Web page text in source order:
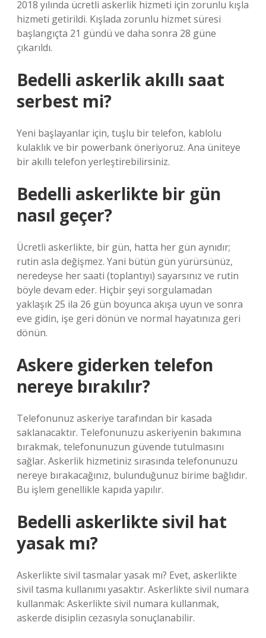
2018 yılında ücretli askerlik hizmeti için zorunlu kışla
hizmeti getirildi. Kışlada zorunlu hizmet süresi
başlangıçta 21 gündü ve daha sonra 28 güne
çıkarıldı.
Bedelli askerlik akıllı saat
serbest mi?
Yeni başlayanlar için, tuşlu bir telefon, kablolu
kulaklık ve bir powerbank öneriyoruz. Ana üniteye
bir akıllı telefon yerleştirebilirsiniz.
Bedelli askerlikte bir gün
nasıl geçer?
Ücretli askerlikte, bir gün, hatta her gün aynıdır;
rutin asla değişmez. Yani bütün gün yürürsünüz,
neredeyse her saati (toplantıyı) sayarsınız ve rutin
böyle devam eder. Hiçbir şeyi sorgulamadan
yaklaşık 25 ila 26 gün boyunca akışa uyun ve sonra
eve gidin, işe geri dönün ve normal hayatınıza geri
dönün.
Askere giderken telefon
nereye bırakılır?
Telefonunuz askeriye tarafından bir kasada
saklanacaktır. Telefonunuzu askeriyenin bakımına
bırakmak, telefonunuzun güvende tutulmasını
sağlar. Askerlik hizmetiniz sırasında telefonunuzu
nereye bırakacağınız, bulunduğunuz birime bağlıdır.
Bu işlem genellikle kapıda yapılır.
Bedelli askerlikte sivil hat
yasak mı?
Askerlikte sivil tasmalar yasak mı? Evet, askerlikte
sivil tasma kullanımı yasaktır. Askerlikte sivil numara
kullanmak: Askerlikte sivil numara kullanmak,
askerde disiplin cezasıyla sonuçlanabilir.